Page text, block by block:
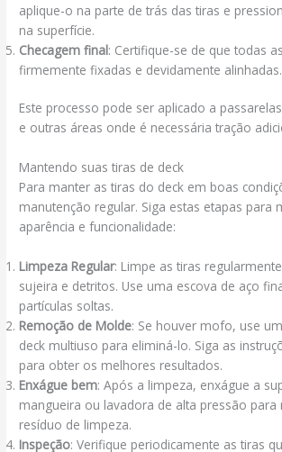
aplique-o na parte de trás das tiras e
na superfície.
Checagem final: Certifique-se de que todas
firmemente fixadas e devidamente alinhadas.
Este processo pode ser aplicado a
e outras áreas onde é necessária tração
Mantendo suas tiras de deck
Para manter as tiras do deck em boas
manutenção regular. Siga estas etapas para
aparência e funcionalidade:
Limpeza Regular: Limpe as tiras
sujeira e detritos. Use uma escova de aço
partículas soltas.
Remoção de Molde: Se houver mofo, use
deck multiuso para eliminá-lo. Siga as
para obter os melhores resultados.
Enxágue bem: Após a limpeza, enxágue a
mangueira ou lavadora de alta pressão
resíduo de limpeza.
Inspeção: Verifique periodicamente as tiras